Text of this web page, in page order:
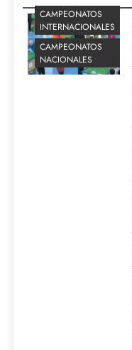
CAMPEONATOS
INTERNACIONALES
CAMPEONATOS
NACIONALES